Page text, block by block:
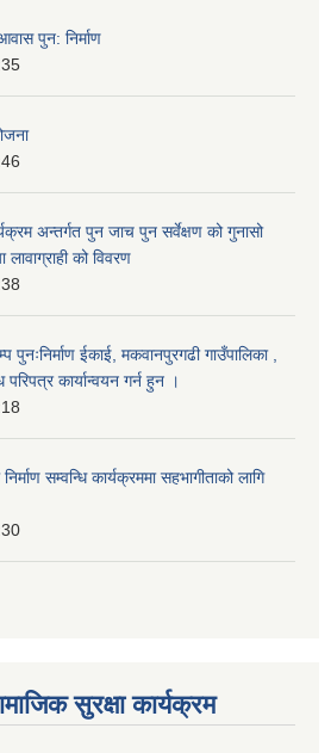
पुन: निर्माण
अन्तर्गत पुन जाच पुन सर्वेक्षण को गुनासो
को विवरण
ईकाई, मकवानपुरगढी गाउँपालिका ,
कार्यान्वयन गर्न हुन ।
सम्वन्धि कार्यक्रममा सहभागीताको लागि
सुरक्षा कार्यक्रम